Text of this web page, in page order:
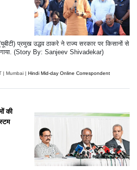
प्रमुख उद्धव ठाकरे ने राज्य सरकार पर किसानों से
(Story By: Sanjeev Shivadekar)
| Mumbai | Hindi Mid-day Online Correspondent
की